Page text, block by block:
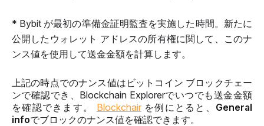
* Bybit が最初の準備金証明監査を実施した時間。新たに
公開したウォレット アドレスの所有権に関して、このナ
ンス値を使用して送金金額を計算します。
上記の時点でのナンス値はビットコイン ブロックチェー
ンで確認でき、Blockchain Explorerでいつでも送金金額
を確認できます。 Blockchair を例にとると、 General
infoでブロックのナンス値を確認できます。